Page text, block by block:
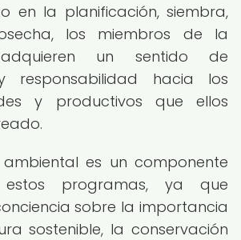
en la planificación, siembra,
los miembros de la
un sentido de
responsabilidad hacia los
y productivos que ellos
es un componente
programas, ya que
sobre la importancia
sostenible, la conservación